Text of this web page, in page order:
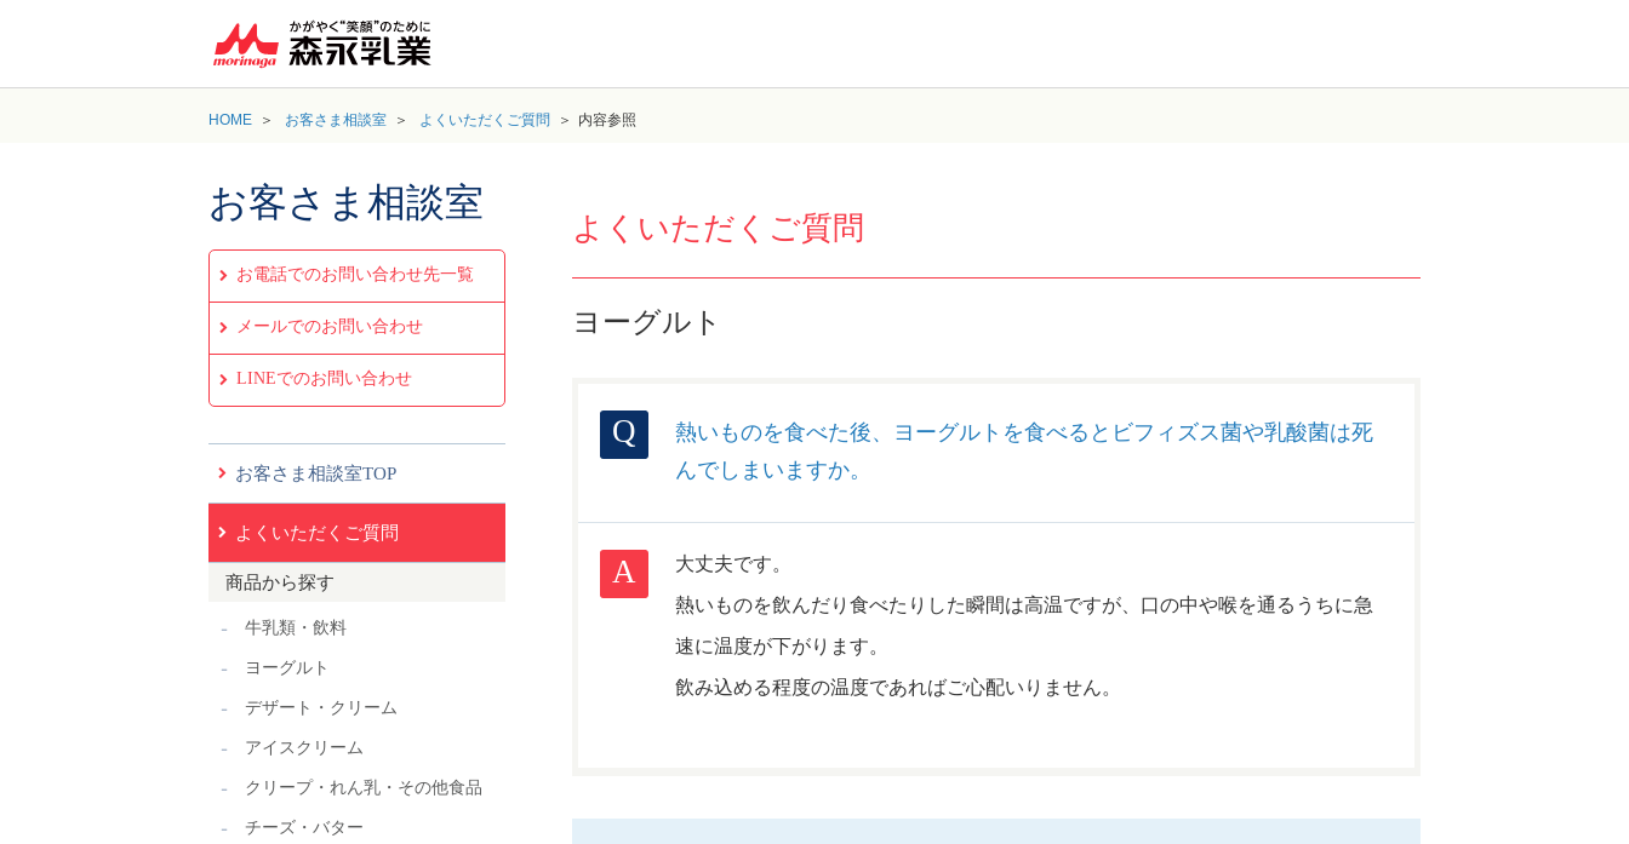
HOME お客さま相談室 よくいただくご質問 内容参照
お客さま相談室
お電話でのお問い合わせ先一覧
メールでのお問い合わせ
LINEでのお問い合わせ
お客さま相談室TOP
よくいただくご質問
商品から探す
牛乳類・飲料
ヨーグルト
デザート・クリーム
アイスクリーム
クリープ・れん乳・その他食品
チーズ・バター
よくいただくご質問
ヨーグルト
熱いものを食べた後、ヨーグルトを食べるとビフィズス菌や乳酸菌は死
んでしまいますか。
大丈夫です。
熱いものを飲んだり食べたりした瞬間は高温ですが、口の中や喉を通るうちに急
速に温度が下がります。
飲み込める程度の温度であればご心配いりません。